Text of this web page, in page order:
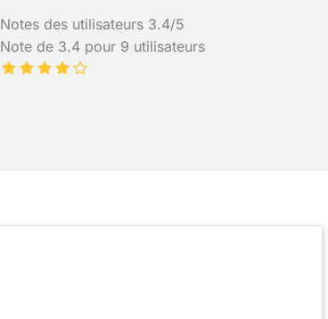
Notes des utilisateurs 3.4/5
Note de 3.4 pour 9 utilisateurs